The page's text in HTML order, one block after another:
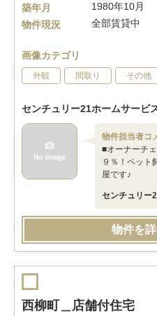
築年月
1980年10月
物件現況
全部賃貸中
画像カテゴリ
外観 間取り その他
センチュリー21ホームサービ
物件担当者コ
■オーナーチ
９％！ペット
屋です♪
センチュリー
物件を
西柳町＿店舗付住宅